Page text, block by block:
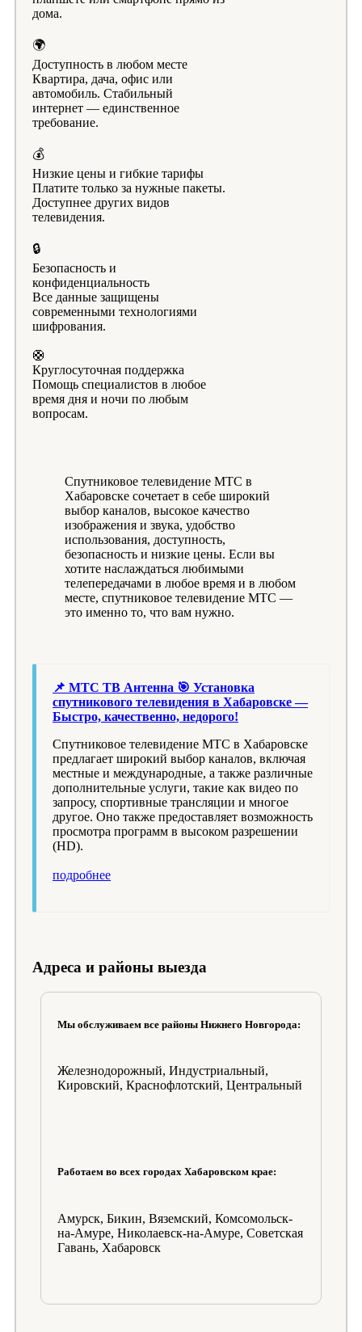
дома.
🌍
Доступность в любом месте
Квартира, дача, офис или
автомобиль. Стабильный
интернет — единственное
требование.
💰
Низкие цены и гибкие тарифы
Платите только за нужные пакеты.
Доступнее других видов
телевидения.
🔒
Безопасность и
конфиденциальность
Все данные защищены
современными технологиями
шифрования.
🛟
Круглосуточная поддержка
Помощь специалистов в любое
время дня и ночи по любым
вопросам.
Спутниковое телевидение МТС в
Хабаровске сочетает в себе широкий
выбор каналов, высокое качество
изображения и звука, удобство
использования, доступность,
безопасность и низкие цены. Если вы
хотите наслаждаться любимыми
телепередачами в любое время и в любом
месте, спутниковое телевидение МТС —
это именно то, что вам нужно.
📌 МТС ТВ Антенна 🎯 Установка
спутникового телевидения в Хабаровске —
Быстро, качественно, недорого!
Спутниковое телевидение МТС в Хабаровске
предлагает широкий выбор каналов, включая
местные и международные, а также различные
дополнительные услуги, такие как видео по
запросу, спортивные трансляции и многое
другое. Оно также предоставляет возможность
просмотра программ в высоком разрешении
(HD).
подробнее
Адреса и районы выезда
Мы обслуживаем все районы Нижнего Новгорода:
Железнодорожный, Индустриальный,
Кировский, Краснофлотский, Центральный
Работаем во всех городах Хабаровском крае:
Амурск, Бикин, Вяземский, Комсомольск-
на-Амуре, Николаевск-на-Амуре, Советская
Гавань, Хабаровск